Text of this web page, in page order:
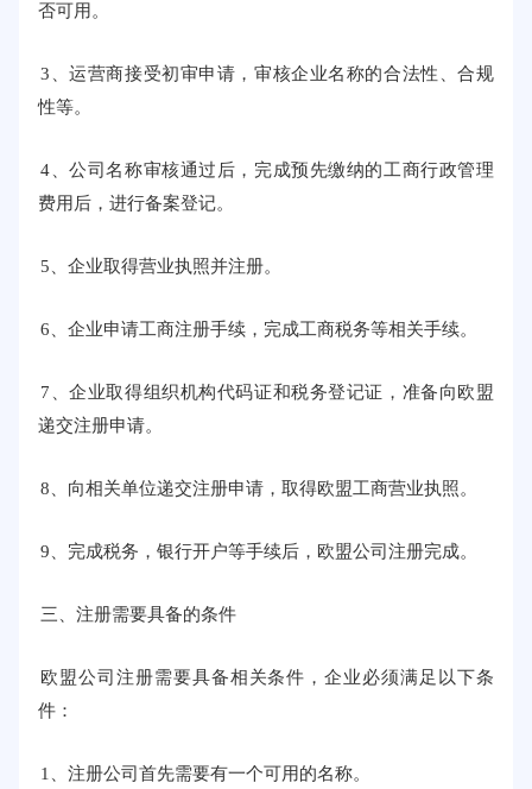
否可用。
3、运营商接受初审申请，审核企业名称的合法性、合规
性等。
4、公司名称审核通过后，完成预先缴纳的工商行政管理
费用后，进行备案登记。
5、企业取得营业执照并注册。
6、企业申请工商注册手续，完成工商税务等相关手续。
7、企业取得组织机构代码证和税务登记证，准备向欧盟
递交注册申请。
8、向相关单位递交注册申请，取得欧盟工商营业执照。
9、完成税务，银行开户等手续后，欧盟公司注册完成。
三、注册需要具备的条件
欧盟公司注册需要具备相关条件，企业必须满足以下条
件：
1、注册公司首先需要有一个可用的名称。